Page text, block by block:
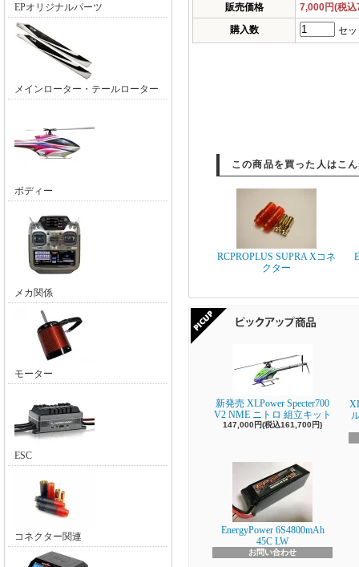
EPオリジナルパーツ
メインローター・テールローター
ボディー
メカ関係
モーター
ESC
コネクター関連
販売価格
7,000円(税
購入数
セ
この商品を買った人はこ
RCPROPLUS SUPRA Xコネ
クター
新発売 XLPower Specter700
V2 NME ニトロ 組立キット
147,000円(税込161,700円)
EnergyPower 6S4800mAh
45C LW
お問い合わせ